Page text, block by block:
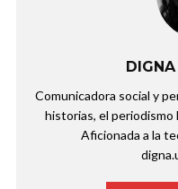
Comunicadora social y
historias, el periodismo
Aficionada a la